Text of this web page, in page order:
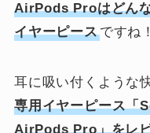
AirPods Proはどん
イヤーピースですね！
耳に吸い付くような
専用イヤーピース
AirPods Pro」をレ